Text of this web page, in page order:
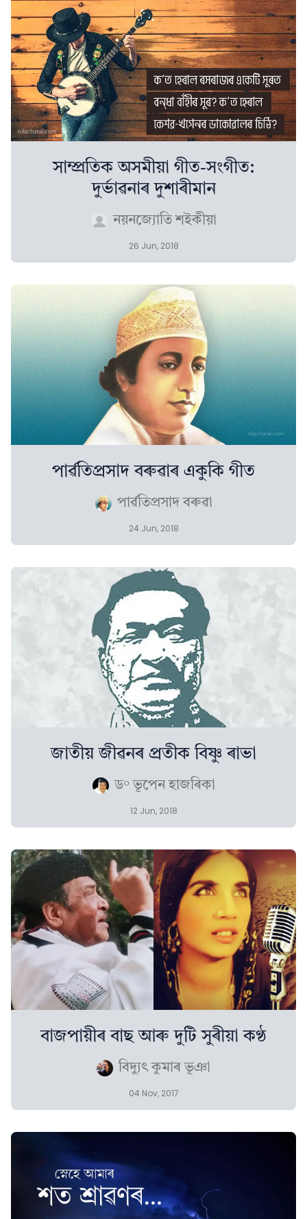
সাম্প্ৰতিক অসমীয়া গীত-সংগীত:
দুৰ্ভাৱনাৰ দুশাৰীমান
নয়নজ্যোতি শইকীয়া
26 Jun, 2018
পাৰ্ৱতিপ্ৰসাদ বৰুৱাৰ একুকি গীত
পাৰ্ৱতিপ্ৰসাদ বৰুৱা
24 Jun, 2018
জাতীয় জীৱনৰ প্ৰতীক বিষ্ণু ৰাভা
ড° ভূপেন হাজৰিকা
12 Jun, 2018
বাজপায়ীৰ বাছ আৰু দুটি সুৰীয়া কণ্ঠ
বিদ্যুৎ কুমাৰ ভূঞা
04 Nov, 2017